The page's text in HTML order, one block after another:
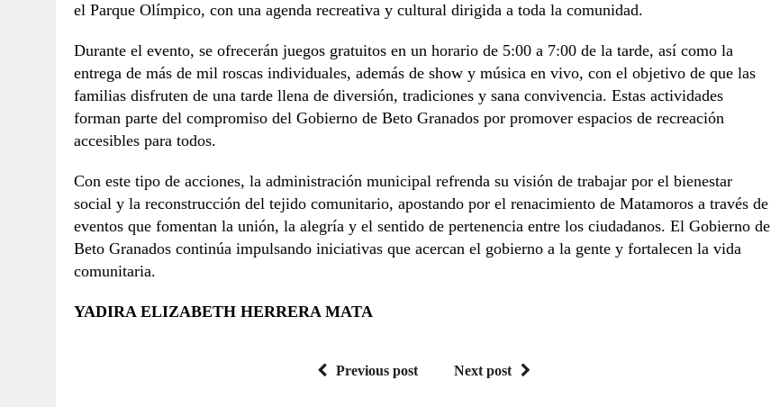
el Parque Olímpico, con una agenda recreativa y cultural dirigida a toda la comunidad.
Durante el evento, se ofrecerán juegos gratuitos en un horario de 5:00 a 7:00 de la tarde, así como la
entrega de más de mil roscas individuales, además de show y música en vivo, con el objetivo de que las
familias disfruten de una tarde llena de diversión, tradiciones y sana convivencia. Estas actividades
forman parte del compromiso del Gobierno de Beto Granados por promover espacios de recreación
accesibles para todos.
Con este tipo de acciones, la administración municipal refrenda su visión de trabajar por el bienestar
social y la reconstrucción del tejido comunitario, apostando por el renacimiento de Matamoros a través de
eventos que fomentan la unión, la alegría y el sentido de pertenencia entre los ciudadanos. El Gobierno de
Beto Granados continúa impulsando iniciativas que acercan el gobierno a la gente y fortalecen la vida
comunitaria.
YADIRA ELIZABETH HERRERA MATA
Previous post Next post